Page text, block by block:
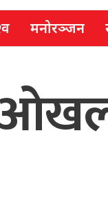
मनोरञ्जन